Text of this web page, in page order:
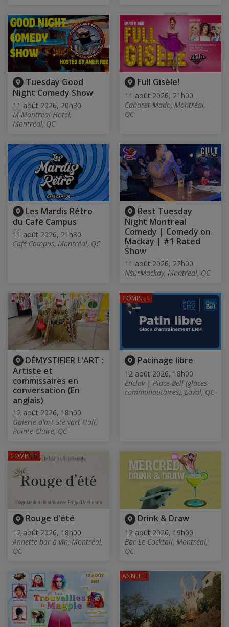
Tuesday Good
Night Comedy Show
11 août 2026, 20h30
M Montreal Hotel,
Montréal, QC
Full Gisèle!
11 août 2026, 21h00
Cabaret Mado, Montréal,
QC
Les Mardis Rétro
du Café Campus
11 août 2026, 21h30
Café Campus, Montréal, QC
Best Tuesday
Night Montreal
Comedy | Comedy on
Mackay | #1 Rated
Show
11 août 2026, 22h00
NsurMackay, Montreal, QC
DÉMYSTIFIER L'ART :
Artiste et
commissaires en
conversation (En
anglais)
12 août 2026, 18h00
Galerie d'art Stewart Hall,
Pointe-Claire, QC
Patinage libre
12 août 2026, 18h00
Enclav | Place Bell (glaces
communautaires), Laval, QC
COMPLET
Rouge d'été
12 août 2026, 18h00
Annette bar à vin, Montréal,
QC
COMPLET
Drink & Draw
12 août 2026, 19h00
Bar Le Cocktail, Montréal,
QC
ANNULÉ